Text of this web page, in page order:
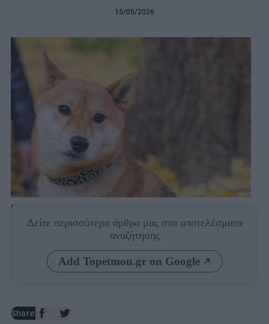
Καλλωπισμός
15/05/2026
Photo: Shutterstock
Δείτε περισσότερα άρθρα μας στα αποτελέσματα
αναζήτησης
Add Topetmou.gr on Google
Share